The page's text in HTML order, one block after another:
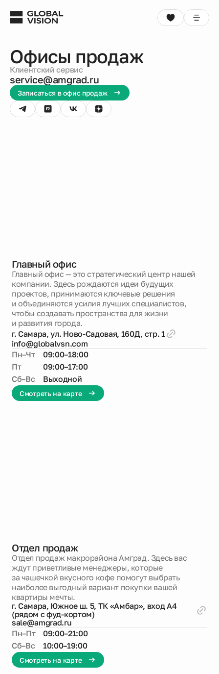
Выбрать квартиру Консультация
Проекты
Недвижимость
О компании
Жителям
Камеры
Тендеры
Партнерам
Офисы
Офисы продаж
Клиентский сервис
service@amgrad.ru
Записаться в офис продаж
Главный офис
Главный офис — это стратегический центр нашей
компании. Здесь рождаются идеи будущих
проектов, принимаются ключевые решения
и объединяются усилия лучших специалистов,
чтобы создавать пространства для жизни
и развития города.
г. Самара, ул. Ново-Садовая, 160Д, стр. 1
info@globalvsn.com
Пн–Чт
09:00–18:00
Пт
09:00–17:00
Сб–Вс
Выходной
Смотреть на карте
Отдел продаж
Отдел продаж макрорайона Амград. Здесь вас
ждут приветливые менеджеры, которые
за чашечкой вкусного кофе помогут выбрать
наиболее выгодный вариант покупки вашей
квартиры мечты.
г. Самара, Южное ш. 5, ТК «Амбар», вход А4
(рядом с фуд-кортом)
sale@amgrad.ru
Пн–Пт
09:00–21:00
Сб–Вс
10:00–19:00
Смотреть на карте